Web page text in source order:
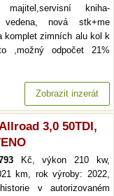
kniha-
vedena, nová stk+me
komplet zimních alu kol k
,možný odpočet 21%
Zobrazit inzerát
3,0 50TDI,
Kč, výkon 210 kw,
km, rok výroby: 2022,
v autorizovaném